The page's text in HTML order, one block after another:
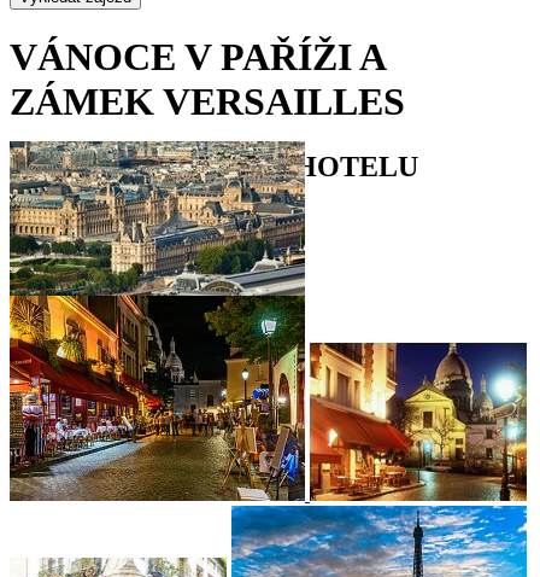
VÁNOCE V PAŘÍŽI A
ZÁMEK VERSAILLES
VÝBORNÁ POLOHA HOTELU
•••••••••••